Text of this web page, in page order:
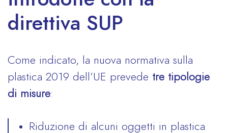
direttiva SUP
Come indicato, la nuova normativa sulla
plastica 2019 dell’UE prevede tre tipologie
di misure:
Riduzione di alcuni oggetti in plastica